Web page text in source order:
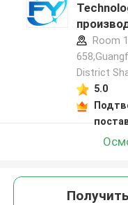
Room
District
5.0